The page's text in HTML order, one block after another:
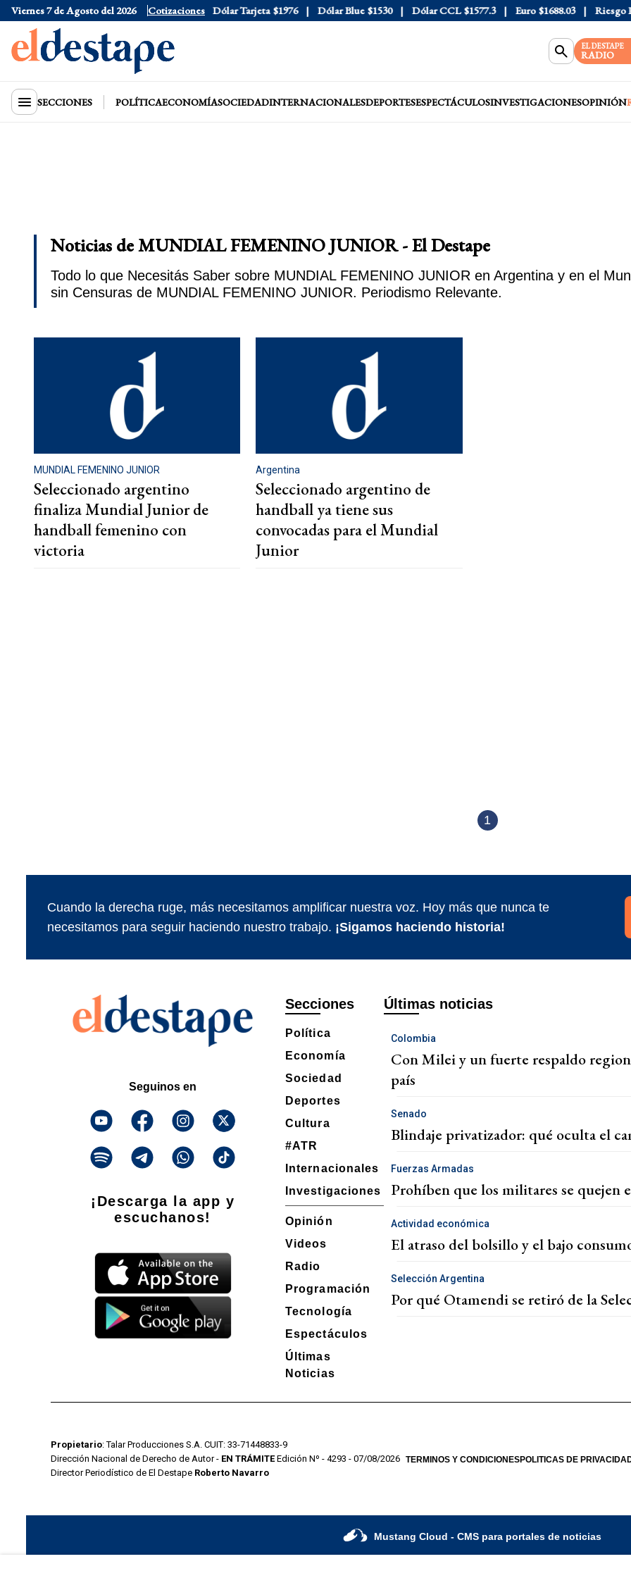
Viernes 7 de Agosto del 2026 Cotizaciones
Dólar Oficial $1520 Dólar Tarjeta $1976 Dólar Blue $1530 Dólar CCL $1577.3 Euro $1688.03 Riesgo
EL DESTAPE
RADIO
SECCIONES POLÍTICAECONOMÍASOCIEDADINTERNACIONALESDEPORTESESPECTÁCULOSINVESTIGACIONESOPINIÓN
Noticias de MUNDIAL FEMENINO JUNIOR - El Destape
Todo lo que Necesitás Saber sobre MUNDIAL FEMENINO JUNIOR en Argentina y en el
sin Censuras de MUNDIAL FEMENINO JUNIOR. Periodismo Relevante.
MUNDIAL FEMENINO JUNIOR
Seleccionado argentino
finaliza Mundial Junior de
handball femenino con
victoria
Argentina
Seleccionado argentino de
handball ya tiene sus
convocadas para el Mundial
Junior
1
Cuando la derecha ruge, más necesitamos amplificar nuestra voz. Hoy más que nunca te
necesitamos para seguir haciendo nuestro trabajo. ¡Sigamos haciendo historia!
Seguinos en
¡Descarga la app y
escuchanos!
Secciones
Política
Economía
Sociedad
Deportes
Cultura
#ATR
Internacionales
Investigaciones
Opinión
Videos
Radio
Programación
Tecnología
Espectáculos
Últimas
Noticias
Últimas noticias
Colombia
Con Milei y un fuerte respaldo
país
Senado
Blindaje privatizador: qué oculta el
Fuerzas Armadas
Prohíben que los militares se quejen
Actividad económica
El atraso del bolsillo y el bajo
Selección Argentina
Por qué Otamendi se retiró de la
Propietario: Talar Producciones S.A. CUIT: 33-71448833-9
Dirección Nacional de Derecho de Autor - EN TRÁMITE Edición Nº - 4293 - 07/08/2026
Director Periodístico de El Destape Roberto Navarro
TERMINOS Y CONDICIONESPOLITICAS DE
Mustang Cloud - CMS para portales de noticias